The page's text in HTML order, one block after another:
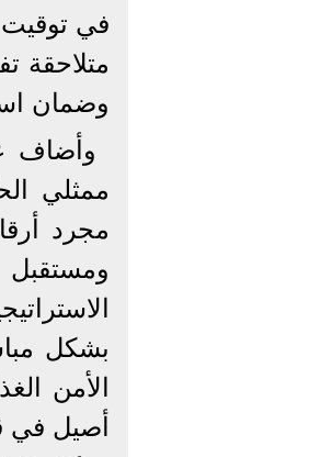
في توقيت
متلاحقة
وضمان
وأضاف
ممثلي
مجرد
ومستقبل
بشكل
الأمن
أصيل في